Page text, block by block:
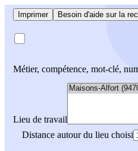
Imprimer Besoin d'aide sur la
Métier, compétence, mot-clé,
Lieu de travail
Distance autour du lieu choisi